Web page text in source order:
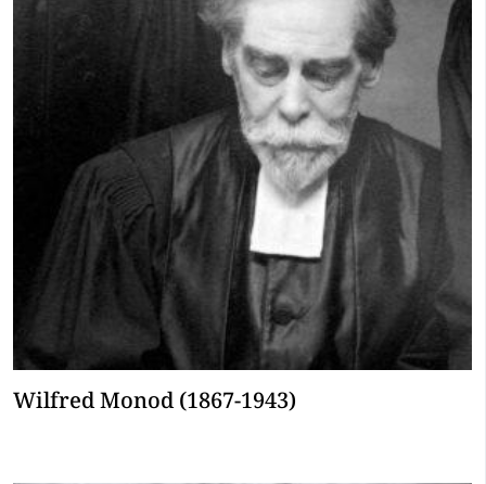
Wilfred Monod (1867-1943)